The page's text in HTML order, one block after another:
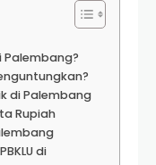
Palembang?
di Palembang
Rupiah
di